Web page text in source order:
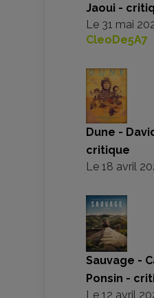
Jaoui -
Le 31 mai
CleoDe5A7
Dune -
critique
Le 18 avril
Sauvage -
Ponsin -
Le 12 avril